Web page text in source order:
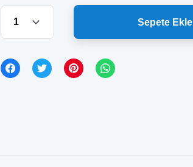
Sepete Ekle